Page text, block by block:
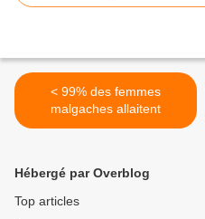
< 99% des femmes
malgaches allaitent
Hébergé par Overblog
Top articles